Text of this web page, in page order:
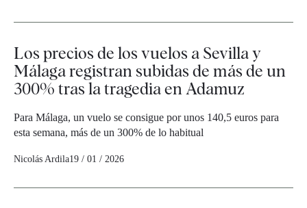
Los precios de los vuelos a Sevilla y
Málaga registran subidas de más de un
300% tras la tragedia en Adamuz
Para Málaga, un vuelo se consigue por unos 140,5 euros para
esta semana, más de un 300% de lo habitual
Nicolás Ardila19 / 01 / 2026